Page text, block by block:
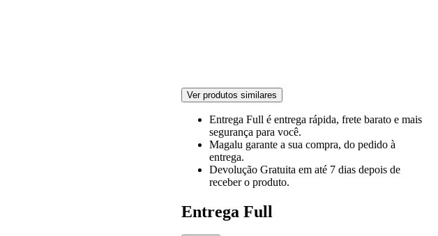
Ver produtos similares
Entrega Full é entrega rápida, frete barato e mais
segurança para você.
Magalu garante a sua compra, do pedido à
entrega.
Devolução Gratuita em até 7 dias depois de
receber o produto.
Entrega Full